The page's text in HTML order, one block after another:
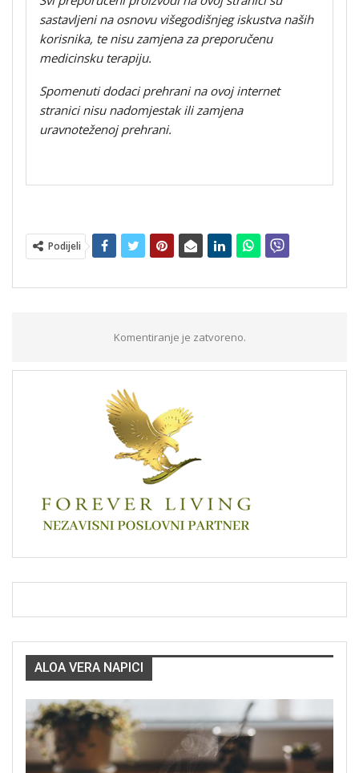
sastavljeni na osnovu višegodišnjeg iskustva naših
korisnika, te nisu zamjena za preporučenu
medicinsku terapiju.
Spomenuti dodaci prehrani na ovoj internet
stranici nisu nadomjestak ili zamjena
uravnoteženoj prehrani.
Podijeli
Komentiranje je zatvoreno.
ALOA VERA NAPICI